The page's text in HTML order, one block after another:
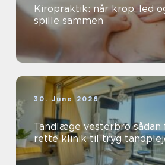
Kiropraktik: når krop, led
spille sammen
30. June 2026
Tandlæge vesterbro sådan finder du den
rette klinik til tryg